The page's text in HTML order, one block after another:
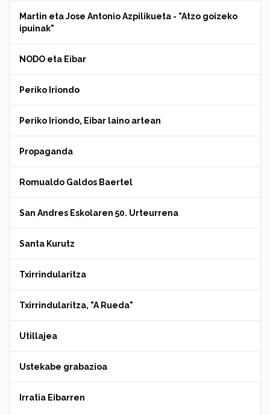
Martin eta Jose Antonio Azpilikueta - "Atzo goizeko
ipuinak"
NODO eta Eibar
Periko Iriondo
Periko Iriondo, Eibar laino artean
Propaganda
Romualdo Galdos Baertel
San Andres Eskolaren 50. Urteurrena
Santa Kurutz
Txirrindularitza
Txirrindularitza, "A Rueda"
Utillajea
Ustekabe grabazioa
Irratia Eibarren